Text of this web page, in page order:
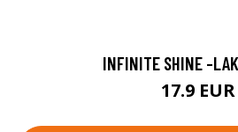
INFINITE SHINE -
17.9 EUR